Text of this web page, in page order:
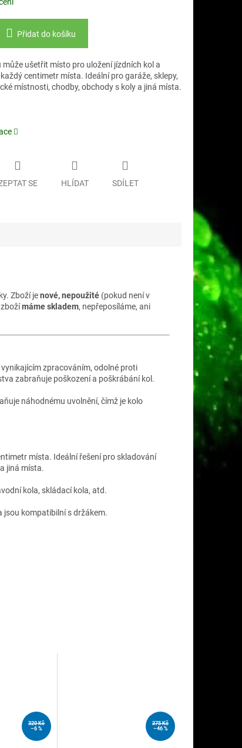
Přidat do košíku
může ušetřit místo pro uložení jízdních kol a
centimetr místa. Ideální pro garáže, sklepy,
místnosti, chodby, obchody s koly a jiná místa.
SE HLÍDAT SDÍLET
Zboží jenové, nepoužité (pokud není v
zbožímáme skladem, nepřeposíláme, ani
zpracováním, odolné proti
zabraňuje poškození a poškrábání kol.
náhodnému uvolnění, čímž je kolo
místa. Ideální řešení pro skladování
jiná místa.
kola, skládací kola, atd.
jsou kompatibilní s držákem.
320 Kč
–6 %
375 Kč
–46 %